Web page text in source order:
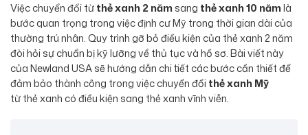
Việc chuyển đổi từthẻ xanh 2 nămsang thẻ xanh 10 nămlà
bước quan trọng trong việc định cư Mỹ trong thời gian dài của
thường trú nhân. Quy trình gỡ bỏ điều kiện của thẻ xanh 2 năm
đòi hỏi sự chuẩn bị kỹ lưỡng về thủ tục và hồ sơ. Bài viết này
của Newland USA sẽ hướng dẫn chi tiết các bước cần thiết để
đảm bảo thành công trong việc chuyển đổithẻ xanh Mỹ
từ thẻ xanh có điều kiện sang thẻ xanh vĩnh viễn.